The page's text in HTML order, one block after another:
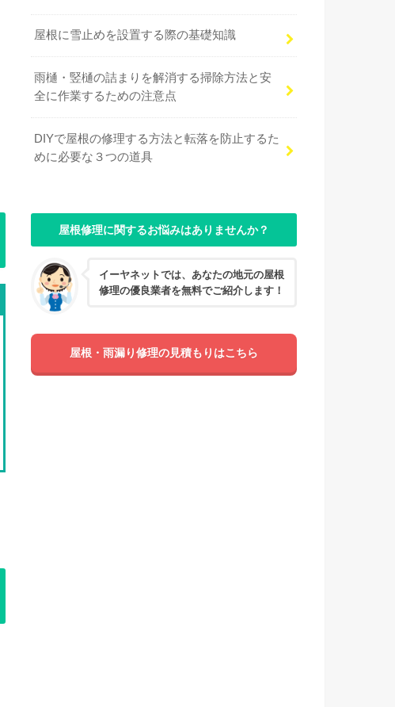
屋根に雪止めを設置する際の基礎知識
雨樋・竪樋の詰まりを解消する掃除方法と安
全に作業するための注意点
DIYで屋根の修理する方法と転落を防止するた
めに必要な３つの道具
屋根修理に関するお悩みはありませんか？
イーヤネットでは、あなたの地元の屋根
修理の優良業者を無料でご紹介します！
屋根・雨漏り修理の見積もりはこちら